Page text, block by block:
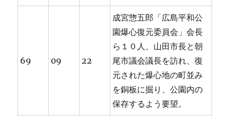
69 09 22
成宮惣五郎「広島平和公
園爆心復元委員会」会長
ら１０人、山田市長と朝
尾市議会議長を訪れ、復
元された爆心地の町並み
を銅板に掘り、公園内の
保存するよう要望。